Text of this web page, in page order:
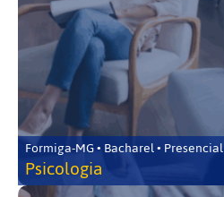
Formiga-MG • Bacharel • Presencial
Psicologia